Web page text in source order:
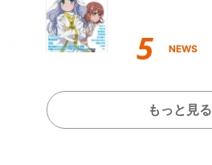
NEWS
もっと見る